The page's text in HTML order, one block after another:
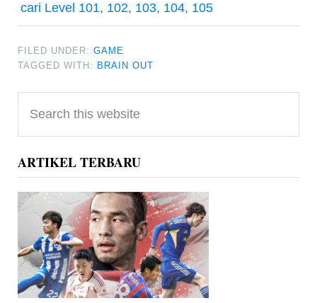
cari Level 101, 102, 103, 104, 105
FILED UNDER:GAME
TAGGED WITH: BRAIN OUT
Primary
Sidebar
this
website
ARTIKEL TERBARU